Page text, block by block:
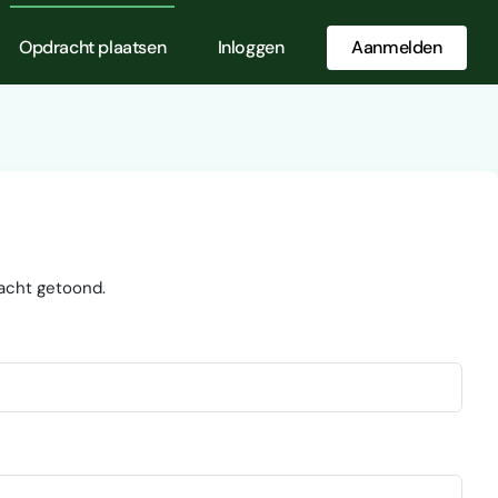
Opdracht plaatsen Inloggen Aanmelden
getoond.